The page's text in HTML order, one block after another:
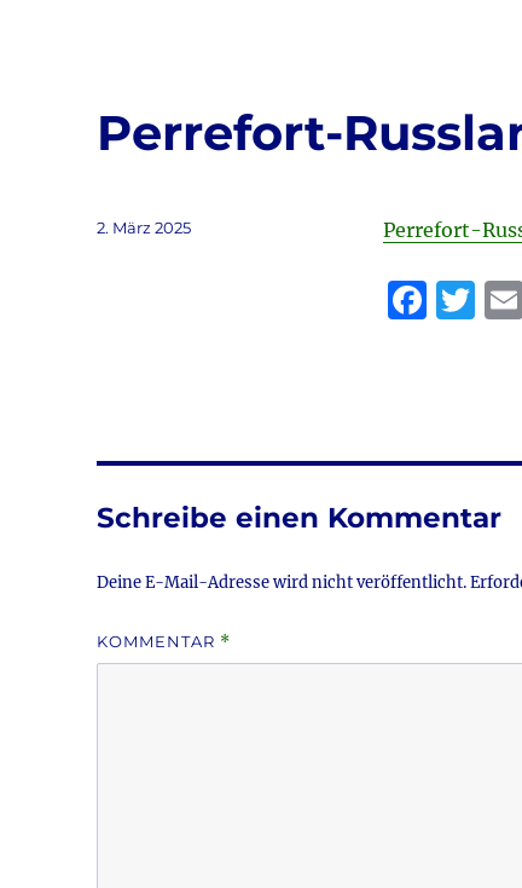
Perrefort-
Perrefort-
F
b
o
k
T
r
Veröffentlicht
2. März 2025
Schreibe einen Kommentar
Deine E-Mail-Adresse wird nicht veröffentlicht.
KOMMENTAR *